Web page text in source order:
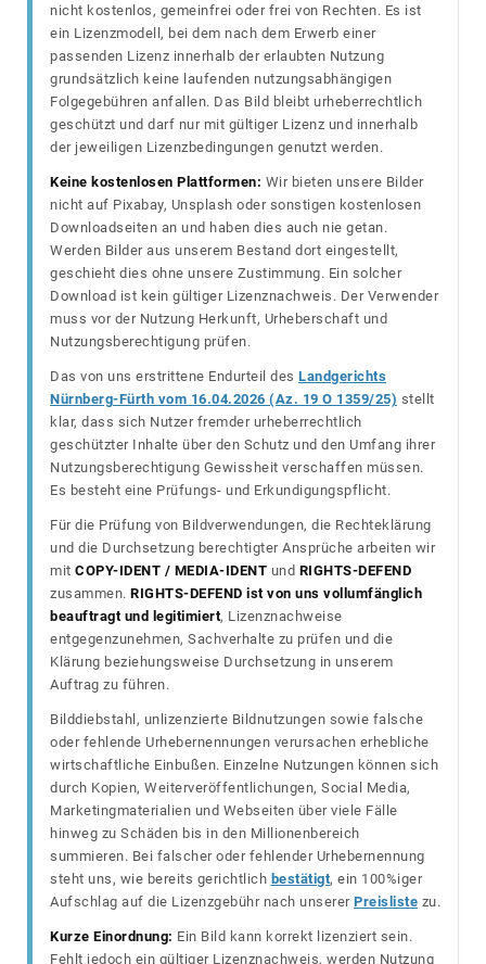
nicht kostenlos, gemeinfrei oder frei von Rechten. Es ist
ein Lizenzmodell, bei dem nach dem Erwerb einer
passenden Lizenz innerhalb der erlaubten Nutzung
grundsätzlich keine laufenden nutzungsabhängigen
Folgegebühren anfallen. Das Bild bleibt urheberrechtlich
geschützt und darf nur mit gültiger Lizenz und innerhalb
der jeweiligen Lizenzbedingungen genutzt werden.
Keine kostenlosen Plattformen: Wir bieten unsere Bilder
nicht auf Pixabay, Unsplash oder sonstigen kostenlosen
Downloadseiten an und haben dies auch nie getan.
Werden Bilder aus unserem Bestand dort eingestellt,
geschieht dies ohne unsere Zustimmung. Ein solcher
Download ist kein gültiger Lizenznachweis. Der Verwender
muss vor der Nutzung Herkunft, Urheberschaft und
Nutzungsberechtigung prüfen.
Das von uns erstrittene Endurteil des Landgerichts
Nürnberg-Fürth vom 16.04.2026 (Az. 19 O 1359/25) stellt
klar, dass sich Nutzer fremder urheberrechtlich
geschützter Inhalte über den Schutz und den Umfang ihrer
Nutzungsberechtigung Gewissheit verschaffen müssen.
Es besteht eine Prüfungs- und Erkundigungspflicht.
Für die Prüfung von Bildverwendungen, die Rechteklärung
und die Durchsetzung berechtigter Ansprüche arbeiten wir
mit COPY-IDENT / MEDIA-IDENT und RIGHTS-DEFEND
zusammen. RIGHTS-DEFEND ist von uns vollumfänglich
beauftragt und legitimiert, Lizenznachweise
entgegenzunehmen, Sachverhalte zu prüfen und die
Klärung beziehungsweise Durchsetzung in unserem
Auftrag zu führen.
Bilddiebstahl, unlizenzierte Bildnutzungen sowie falsche
oder fehlende Urhebernennungen verursachen erhebliche
wirtschaftliche Einbußen. Einzelne Nutzungen können sich
durch Kopien, Weiterveröffentlichungen, Social Media,
Marketingmaterialien und Webseiten über viele Fälle
hinweg zu Schäden bis in den Millionenbereich
summieren. Bei falscher oder fehlender Urhebernennung
steht uns, wie bereits gerichtlich bestätigt, ein 100%iger
Aufschlag auf die Lizenzgebühr nach unserer Preisliste zu.
Kurze Einordnung: Ein Bild kann korrekt lizenziert sein.
Fehlt jedoch ein gültiger Lizenznachweis, werden Nutzung